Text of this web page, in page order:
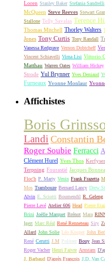
Loren Stanley Baker Stefania Sandrelli
McQueen Steve Reeves Stewart
Stallone Telly Savalas Terence
Thomas Mitchell Thorley Walters
Jones Tony Curtis Tony Randall
Vanessa Redgrave Vernon Dobtcheff
Vincent Schiavelli Virna Lisi Vittorio
Matthau Warren Oates William Hickey
Strode Yul Brynner Yves Deniaud
Furneaux Yvonne Monlaur
Affichistes
Boris
LandiConstantin
Roger Soubie Ferracci
Clément Hurel Yves Thos Kerfyser
Terpning Fourastié Jacques
Floc'h P. Marty Venin Frank Frazetta
Mos Trambouze Bernard Lancy Drew
Alvin E. Sciotti Boumendil R. Geleng
Pierre Levé Atelier 606 Head Pierre
Brini Joëlle Marquet Brénot Mara
Igert Marc Réal René Renneteau Siry
Allard John Solie Léo Kouper John
René Cerutti J.M Politeer Bouy Jean
Roger Vacher Henri Faivre Arnstam
J. Barbaud D'après François J.D. Van